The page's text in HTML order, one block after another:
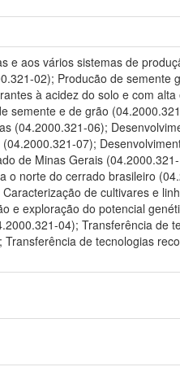
e aos vários sistemas de
02); Producão de semente
à acidez do solo e com
semente e de grão
(04.2000.321-06);
07);
de Minas Gerais
o norte do cerrado brasileiro
de cultivares e
e exploração do potencial
04); Transferência de
de tecnologias